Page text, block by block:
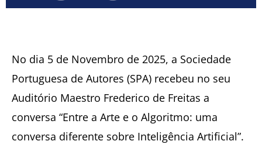
No dia 5 de Novembro de 2025, a Sociedade
Portuguesa de Autores (SPA) recebeu no seu
Auditório Maestro Frederico de Freitas a
conversa “Entre a Arte e o Algoritmo: uma
conversa diferente sobre Inteligência Artificial”.